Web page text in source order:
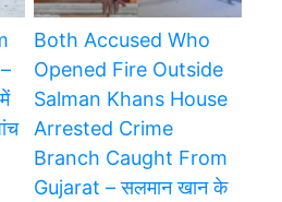
Both Accused Who
Opened Fire Outside
Salman Khans House
Arrested Crime
Branch Caught From
Gujarat – सलमान खान के